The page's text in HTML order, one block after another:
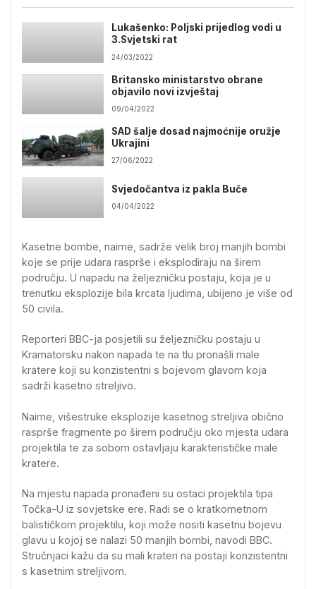
Lukašenko: Poljski prijedlog vodi u
3.Svjetski rat
24/03/2022
Britansko ministarstvo obrane
objavilo novi izvještaj
09/04/2022
SAD šalje dosad najmoćnije oružje
Ukrajini
27/06/2022
Svjedočantva iz pakla Buče
04/04/2022
Kasetne bombe, naime, sadrže velik broj manjih bombi
koje se prije udara rasprše i eksplodiraju na širem
području. U napadu na željezničku postaju, koja je u
trenutku eksplozije bila krcata ljudima, ubijeno je više od
50 civila.
Reporteri BBC-ja posjetili su željezničku postaju u
Kramatorsku nakon napada te na tlu pronašli male
kratere koji su konzistentni s bojevom glavom koja
sadrži kasetno streljivo.
Naime, višestruke eksplozije kasetnog streljiva obično
rasprše fragmente po širem području oko mjesta udara
projektila te za sobom ostavljaju karakterističke male
kratere.
Na mjestu napada pronađeni su ostaci projektila tipa
Točka-U iz sovjetske ere. Radi se o kratkometnom
balističkom projektilu, koji može nositi kasetnu bojevu
glavu u kojoj se nalazi 50 manjih bombi, navodi BBC.
Stručnjaci kažu da su mali krateri na postaji konzistentni
s kasetnim streljivom.